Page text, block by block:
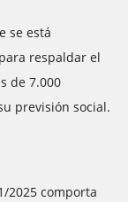
se está
respaldar el
de 7.000
previsión social.
2025 comporta